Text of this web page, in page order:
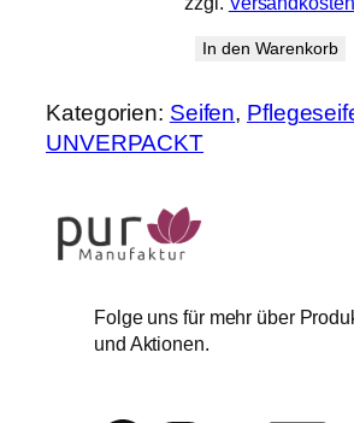
In den Warenkorb
Kategorien: Seifen,
UNVERPACKT
Folge uns für mehr über
und Aktionen.